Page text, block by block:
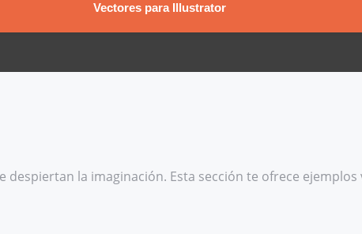
Vectores para Illustrator
la imaginación. Esta sección te ofrece